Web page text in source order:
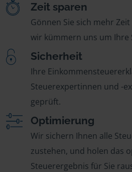
Zeit sparen
Gönnen Sie sich mehr
wir kümmern uns um Ihre
Sicherheit
Ihre
Steuerexpertinnen und -
geprüft.
Optimierung
Wir sichern Ihnen alle
zustehen, und holen das
Steuerergebnis für Sie